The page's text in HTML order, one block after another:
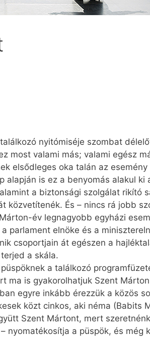
nyitómiséje szombat
most valami más; valami egész
elsődleges oka talán az
alapján is ez a benyomás alakul
a biztonsági szolgálat rikító
közvetítenék. És – nincs rá jobb
év legnagyobb egyházi
parlament elnöke és a
csoportjain át egészen a
a skála.
a találkozó
ma is gyakorolhatjuk Szent
egyre inkább érezzük a közös
közt cinkos, aki néma (Babits
Szent Mártont, mert
nyomatékosítja a püspök, és